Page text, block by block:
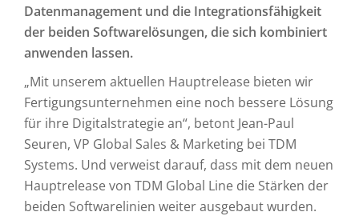
Datenmanagement und die Integrationsfähigkeit
der beiden Softwarelösungen, die sich kombiniert
anwenden lassen.
„Mit unserem aktuellen Hauptrelease bieten wir
Fertigungsunternehmen eine noch bessere Lösung
für ihre Digitalstrategie an“, betont Jean-Paul
Seuren, VP Global Sales & Marketing bei TDM
Systems. Und verweist darauf, dass mit dem neuen
Hauptrelease von TDM Global Line die Stärken der
beiden Softwarelinien weiter ausgebaut wurden.